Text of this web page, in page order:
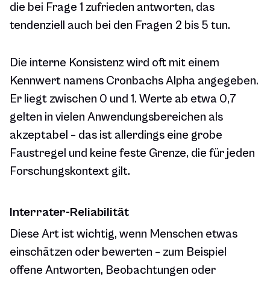
die bei Frage 1 zufrieden antworten, das
tendenziell auch bei den Fragen 2 bis 5 tun.
Die interne Konsistenz wird oft mit einem
Kennwert namens Cronbachs Alpha angegeben.
Er liegt zwischen 0 und 1. Werte ab etwa 0,7
gelten in vielen Anwendungsbereichen als
akzeptabel – das ist allerdings eine grobe
Faustregel und keine feste Grenze, die für jeden
Forschungskontext gilt.
Interrater-Reliabilität
Diese Art ist wichtig, wenn Menschen etwas
einschätzen oder bewerten – zum Beispiel
offene Antworten, Beobachtungen oder